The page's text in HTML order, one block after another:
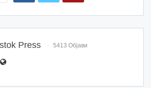
Press 5413 Објави